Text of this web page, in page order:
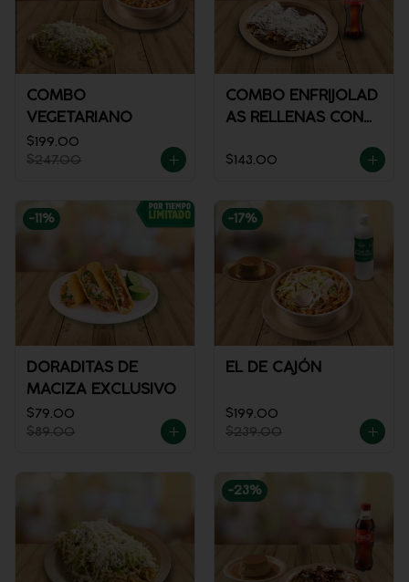
COMBO
VEGETARIANO
$199.00
$247.00
COMBO ENFRIJOLAD
AS RELLENAS CON
$143.00
-11 %
DORADITAS DE
MACIZA EXCLUSIVO
$79.00
$89.00
-17%
EL DE CAJÓN
$199.00
$239.00
-23%